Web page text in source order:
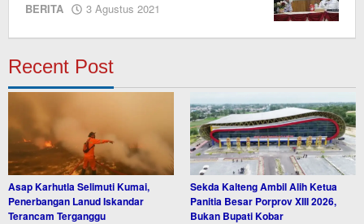
BERITA 3 Agustus 2021
Recent Post
Asap Karhutla Selimuti Kumai,
Penerbangan Lanud Iskandar
Terancam Terganggu
Sekda Kalteng Ambil Alih Ketua
Panitia Besar Porprov XIII 2026,
Bukan Bupati Kobar